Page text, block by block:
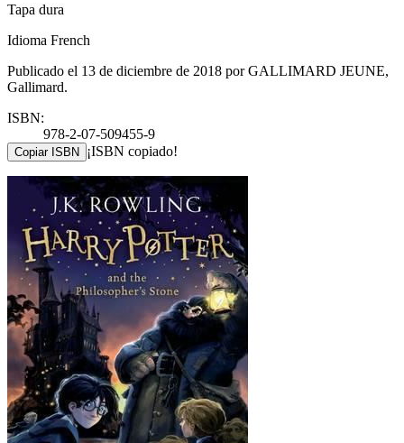
Tapa dura
Idioma French
Publicado el 13 de diciembre de 2018 por GALLIMARD JEUNE,
Gallimard.
ISBN:
978-2-07-509455-9
Copiar ISBN ¡ISBN copiado!